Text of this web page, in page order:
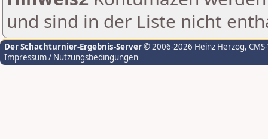
und sind in der Liste nicht
Der Schachturnier-Ergebnis-Server© 2006-2026 Heinz Herzog,
Impressum / Nutzungsbedingungen